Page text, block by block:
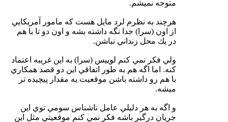
متوجه نميشم.
هرچند به نظرم لرد مايل هست كه مامور آمريكايي
از اون (سرا) جدا نگه داشته بشه و اون دو تا با هم
در يك محل زنداني نباشن.
ولي فكر نمي كنم لوييس (سرا) به اين غريبه اعتماد
كنه. اما اگه هم به طور اتفاقي اين دو قصد همكاري
با هم رو داشته باشن موقعيت يه مقدار پيچيده تر
ميشه.
و اگه به هر دليلي عامل ناشناس سومي توي اين
جريان درگير باشه فكر نمي كنم موقعيتي مثل اين